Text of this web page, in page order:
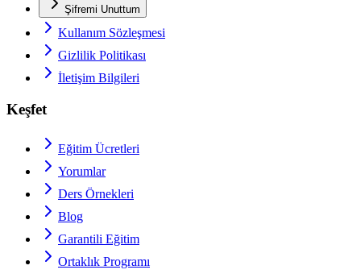
Şifremi Unuttum
Kullanım Sözleşmesi
Gizlilik Politikası
İletişim Bilgileri
Keşfet
Eğitim Ücretleri
Yorumlar
Ders Örnekleri
Blog
Garantili Eğitim
Ortaklık Programı